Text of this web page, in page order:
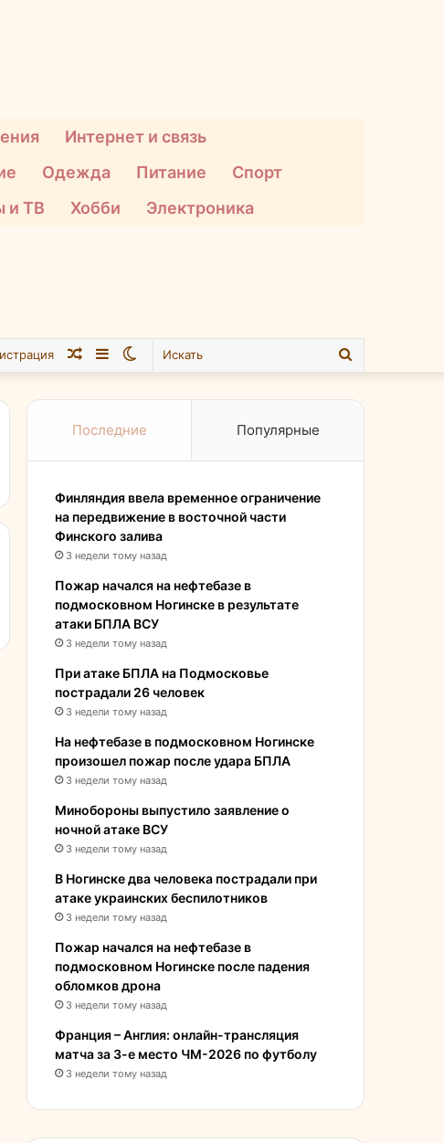
Интернет и связь
Одежда Питание
Спорт
и ТВ Хобби Электроника
Искать
Switch
Sidebar
Случайная
Последние Популярные
Финляндия ввела временное ограничение
на передвижение в восточной части
Финского залива
3 недели тому назад
Пожар начался на нефтебазе в
подмосковном Ногинске в результате
атаки БПЛА ВСУ
3 недели тому назад
При атаке БПЛА на Подмосковье
пострадали 26 человек
3 недели тому назад
На нефтебазе в подмосковном Ногинске
произошел пожар после удара БПЛА
3 недели тому назад
Минобороны выпустило заявление о
ночной атаке ВСУ
3 недели тому назад
В Ногинске два человека пострадали при
атаке украинских беспилотников
3 недели тому назад
Пожар начался на нефтебазе в
подмосковном Ногинске после падения
обломков дрона
3 недели тому назад
Франция – Англия: онлайн-трансляция
матча за 3-е место ЧМ-2026 по футболу
3 недели тому назад